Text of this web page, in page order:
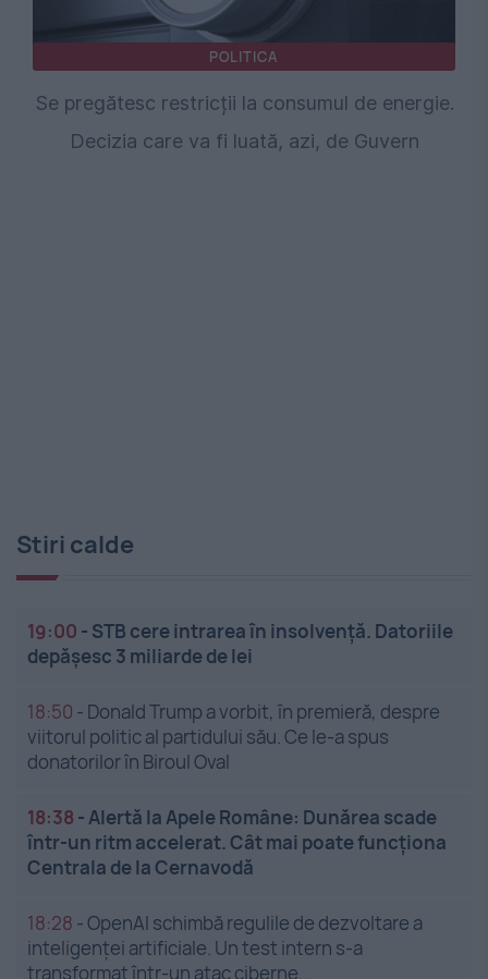
POLITICA
Se pregătesc restricții la consumul de energie.
Decizia care va fi luată, azi, de Guvern
Stiri calde
19:00 - STB cere intrarea în insolvență. Datoriile
depășesc 3 miliarde de lei
18:50 - Donald Trump a vorbit, în premieră, despre
viitorul politic al partidului său. Ce le-a spus
donatorilor în Biroul Oval
18:38 - Alertă la Apele Române: Dunărea scade
într-un ritm accelerat. Cât mai poate funcționa
Centrala de la Cernavodă
18:28 -OpenAI schimbă regulile de dezvoltare a
inteligenței artificiale. Un test intern s-a
transformat într-un atac ciberne...